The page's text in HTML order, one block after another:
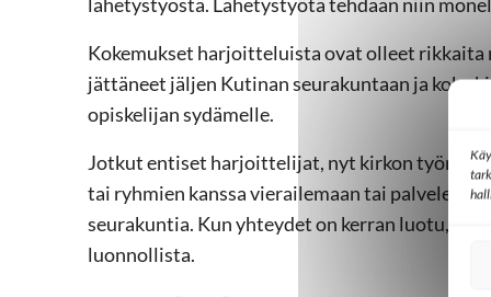
Kokemukset harjoitteluista ovat olleet
jättäneet jäljen Kutinan seurakuntaan ja koko
opiskelijan sydämelle.
Jotkut entiset harjoittelijat, nyt kirkon
tai ryhmien kanssa vierailemaan tai
seurakuntia. Kun yhteydet on kerran luotu,
luonnollista.